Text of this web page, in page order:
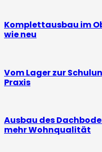
Komplettausbau im
wie neu
Vom Lager zur
Praxis
Ausbau des
mehr Wohnqualität